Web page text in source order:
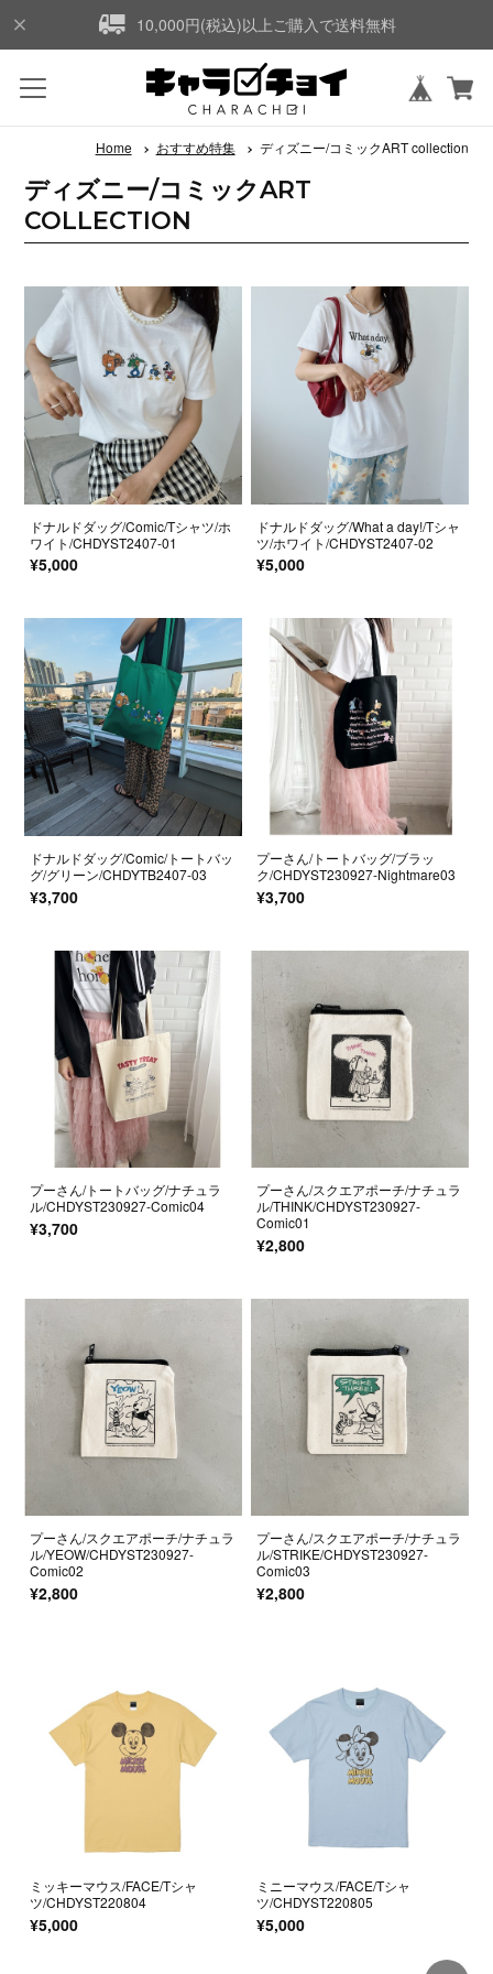
10,000円(税込)以上ご購入で送料無料
Home おすすめ特集 ディズニー/コミックART collection
ディズニー/コミックART
COLLECTION
ドナルドダッグ/Comic/Tシャツ/ホ
ワイト/CHDYST2407-01
¥5,000
ドナルドダッグ/What a day!/Tシャ
ツ/ホワイト/CHDYST2407-02
¥5,000
ドナルドダッグ/Comic/トートバッ
グ/グリーン/CHDYTB2407-03
¥3,700
プーさん/トートバッグ/ブラッ
ク/CHDYST230927-Nightmare03
¥3,700
プーさん/トートバッグ/ナチュラ
ル/CHDYST230927-Comic04
¥3,700
プーさん/スクエアポーチ/ナチュラ
ル/THINK/CHDYST230927-
Comic01
¥2,800
プーさん/スクエアポーチ/ナチュラ
ル/YEOW/CHDYST230927-
Comic02
¥2,800
プーさん/スクエアポーチ/ナチュラ
ル/STRIKE/CHDYST230927-
Comic03
¥2,800
ミッキーマウス/FACE/Tシャ
ツ/CHDYST220804
¥5,000
ミニーマウス/FACE/Tシャ
ツ/CHDYST220805
¥5,000